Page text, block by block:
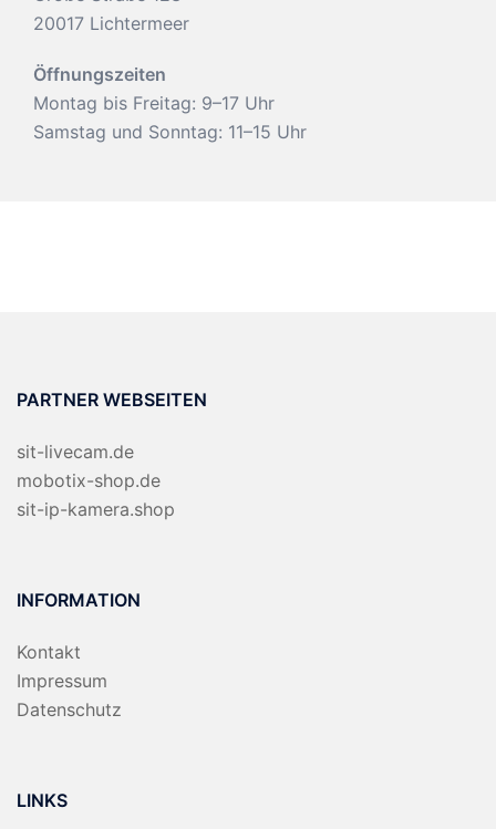
20017 Lichtermeer
Öffnungszeiten
Montag bis Freitag: 9–17 Uhr
Samstag und Sonntag: 11–15 Uhr
PARTNER WEBSEITEN
sit-livecam.de
mobotix-shop.de
sit-ip-kamera.shop
INFORMATION
Kontakt
Impressum
Datenschutz
LINKS